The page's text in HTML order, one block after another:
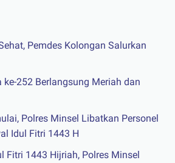
Pemdes Kolongan Salurkan
ke-252 Berlangsung Meriah dan
Polres Minsel Libatkan Personel
Idul Fitri 1443 H
Fitri 1443 Hijriah, Polres Minsel